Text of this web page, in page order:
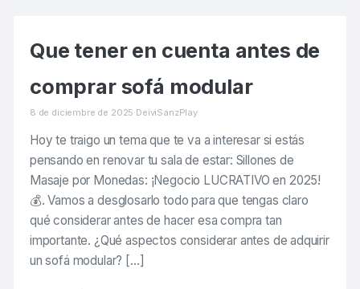
Que tener en cuenta antes de
comprar sofá modular
8 de diciembre de 2025·DeiviSanzPlay
Hoy te traigo un tema que te va a interesar si estás
pensando en renovar tu sala de estar: Sillones de
Masaje por Monedas: ¡Negocio LUCRATIVO en 2025!
💰. Vamos a desglosarlo todo para que tengas claro
qué considerar antes de hacer esa compra tan
importante. ¿Qué aspectos considerar antes de adquirir
un sofá modular? […]